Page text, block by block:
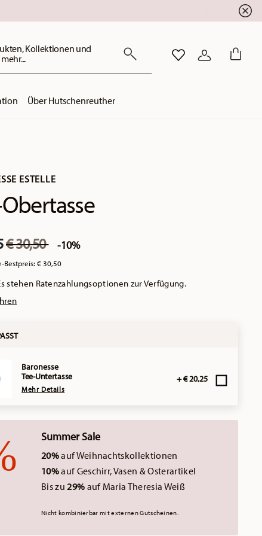
Kollektionen und
mehr...
WISHLISTANMELDEN
Über Hutschenreuther
ESTELLE
Price reduced from
€ 30,50to-10%
Bestpreis:€ 30,50
stehen Ratenzahlungsoptionen zur Verfügung.
Baronesse
Tee-Untertasse
Mehr Details
+ € 20,25
Summer Sale
20%auf Weihnachtskollektionen
10%auf Geschirr, Vasen & Osterartikel
Bis zu29% auf Maria Theresia Weiß
Nicht kombinierbar mit externen Gutscheinen.